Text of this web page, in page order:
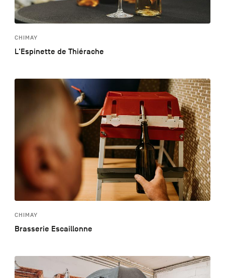
CHIMAY
L'Espinette de Thiérache
CHIMAY
Brasserie Escaillonne